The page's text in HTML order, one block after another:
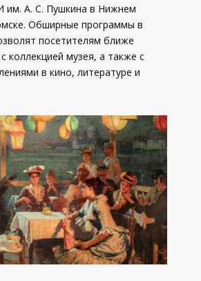
А. С. Пушкина в Нижнем
Обширные программы в
посетителям ближе
коллекцией музея, а также с
в кино, литературе и